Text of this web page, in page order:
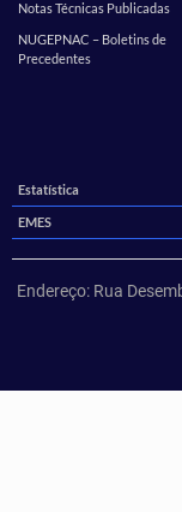
Notas Técnicas Publicadas
NUGEPNAC – Boletins de
Precedentes
Estatística
EMES
Endereço: Rua